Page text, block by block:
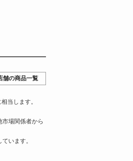
舗の商品一覧
当します。
場関係者から
います。